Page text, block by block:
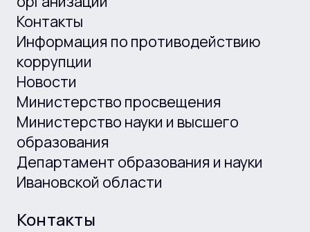
Контакты
Информация по противодействию
коррупции
Новости
Министерство просвещения
Министерство науки и высшего
образования
Департамент образования и науки
Ивановской области
Контакты